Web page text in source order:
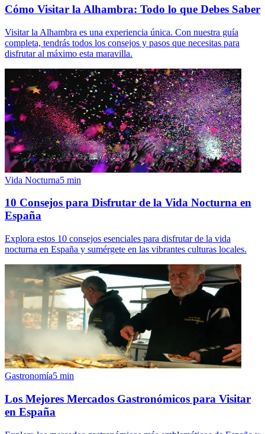
Cómo Visitar la Alhambra: Todo lo que Debes Saber
Visitar la Alhambra es una experiencia única. Con nuestra guía
completa, tendrás todos los consejos y pasos que necesitas para
disfrutar al máximo esta maravilla.
Vida Nocturna5 min
10 Consejos para Disfrutar de la Vida Nocturna en
España
Explora estos 10 consejos esenciales para disfrutar de la vida
nocturna en España y sumérgete en las vibrantes culturas locales.
Gastronomía5 min
Los Mejores Mercados Gastronómicos para Visitar
en España